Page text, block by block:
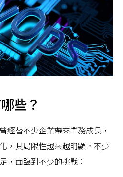
些？
經替不少企業帶來業務成長，
，其局限性越來越明顯。不少
，面臨到不少的挑戰：